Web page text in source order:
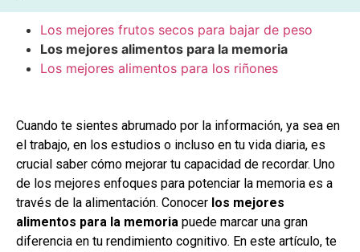
Los mejores frutos secos para bajar de peso
Los mejores alimentos para la memoria
Los mejores alimentos para los riñones
Cuando te sientes abrumado por la información, ya sea en
el trabajo, en los estudios o incluso en tu vida diaria, es
crucial saber cómo mejorar tu capacidad de recordar. Uno
de los mejores enfoques para potenciar la memoria es a
través de la alimentación. Conocer los mejores
alimentos para la memoria puede marcar una gran
diferencia en tu rendimiento cognitivo. En este artículo, te